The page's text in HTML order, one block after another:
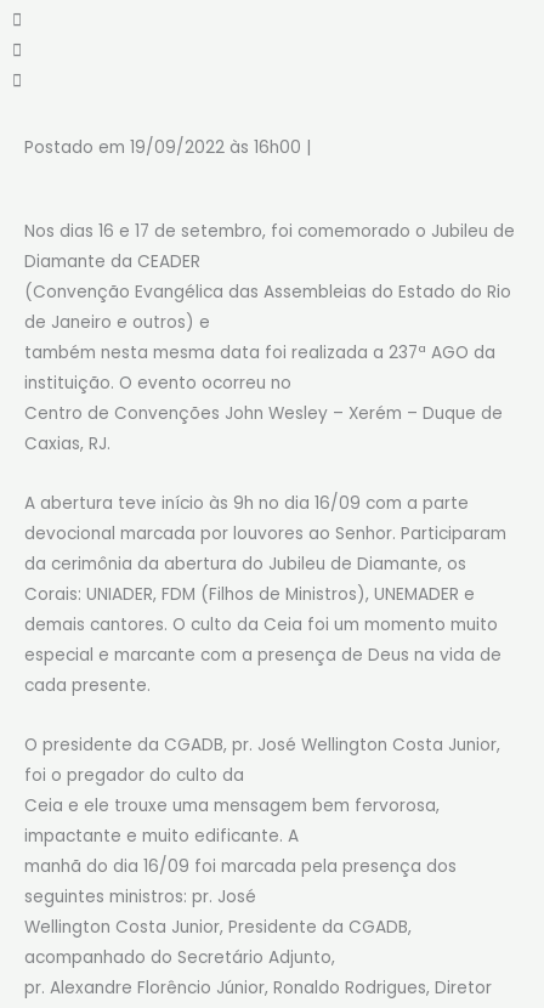
Postado em 19/09/2022 às 16h00 |
Nos dias 16 e 17 de setembro, foi comemorado o Jubileu de
Diamante da CEADER
(Convenção Evangélica das Assembleias do Estado do Rio
de Janeiro e outros) e
também nesta mesma data foi realizada a 237ª AGO da
instituição. O evento ocorreu no
Centro de Convenções John Wesley – Xerém – Duque de
Caxias, RJ.
A abertura teve início às 9h no dia 16/09 com a parte
devocional marcada por louvores ao Senhor. Participaram
da cerimônia da abertura do Jubileu de Diamante, os
Corais: UNIADER, FDM (Filhos de Ministros), UNEMADER e
demais cantores. O culto da Ceia foi um momento muito
especial e marcante com a presença de Deus na vida de
cada presente.
O presidente da CGADB, pr. José Wellington Costa Junior,
foi o pregador do culto da
Ceia e ele trouxe uma mensagem bem fervorosa,
impactante e muito edificante. A
manhã do dia 16/09 foi marcada pela presença dos
seguintes ministros: pr. José
Wellington Costa Junior, Presidente da CGADB,
acompanhado do Secretário Adjunto,
pr. Alexandre Florêncio Júnior, Ronaldo Rodrigues, Diretor